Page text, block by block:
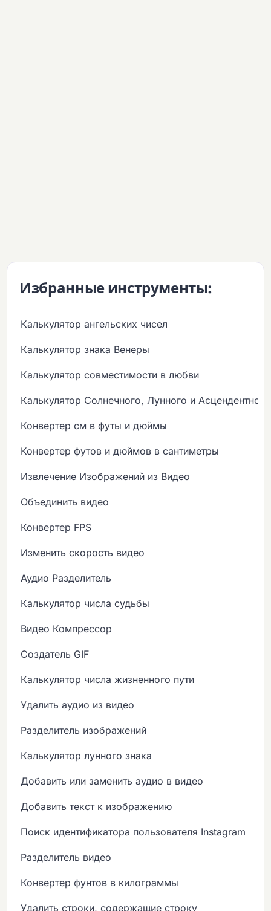
Избранные инструменты:
Калькулятор ангельских чисел
Калькулятор знака Венеры
Калькулятор совместимости в любви
Калькулятор Солнечного, Лунного и
Конвертер см в футы и дюймы
Конвертер футов и дюймов в сантиметры
Извлечение Изображений из Видео
Объединить видео
Конвертер FPS
Изменить скорость видео
Аудио Разделитель
Калькулятор числа судьбы
Видео Компрессор
Создатель GIF
Калькулятор числа жизненного пути
Удалить аудио из видео
Разделитель изображений
Калькулятор лунного знака
Добавить или заменить аудио в видео
Добавить текст к изображению
Поиск идентификатора пользователя Instagram
Разделитель видео
Конвертер фунтов в килограммы
Удалить строки, содержащие строку